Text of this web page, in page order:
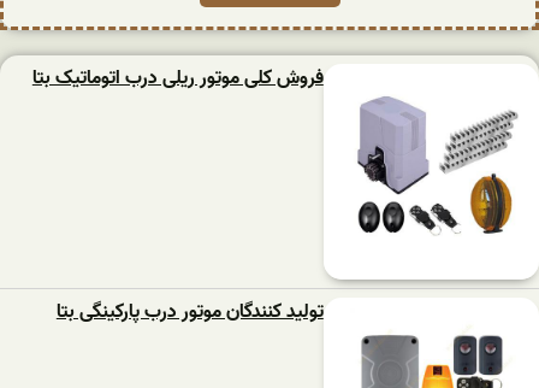
فروش کلی موتور ریلی درب اتوماتیک بتا
تولید کنندگان موتور درب پارکینگی بتا